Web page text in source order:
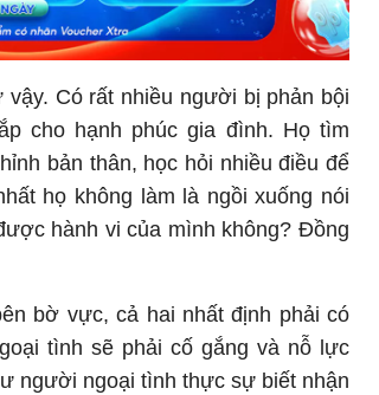
Có rất nhiều người bị phản bội
cho hạnh phúc gia đình. Họ tìm
bản thân, học hỏi nhiều điều để
họ không làm là ngồi xuống nói
hành vi của mình không? Đồng
bờ vực, cả hai nhất định phải có
tình sẽ phải cố gắng và nỗ lực
người ngoại tình thực sự biết nhận